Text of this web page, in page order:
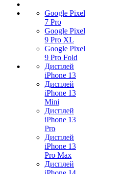
Google Pixel
7 Pro
Google Pixel
9 Pro XL
Google Pixel
9 Pro Fold
Дисплей
iPhone 13
Дисплей
iPhone 13
Mini
Дисплей
iPhone 13
Pro
Дисплей
iPhone 13
Pro Max
Дисплей